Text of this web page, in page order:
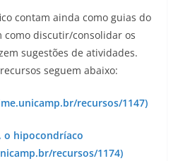
contam ainda como guias do
discutir/consolidar os
sugestões de atividades.
seguem abaixo:
recursos/1147)
o hipocondríaco
recursos/1174)